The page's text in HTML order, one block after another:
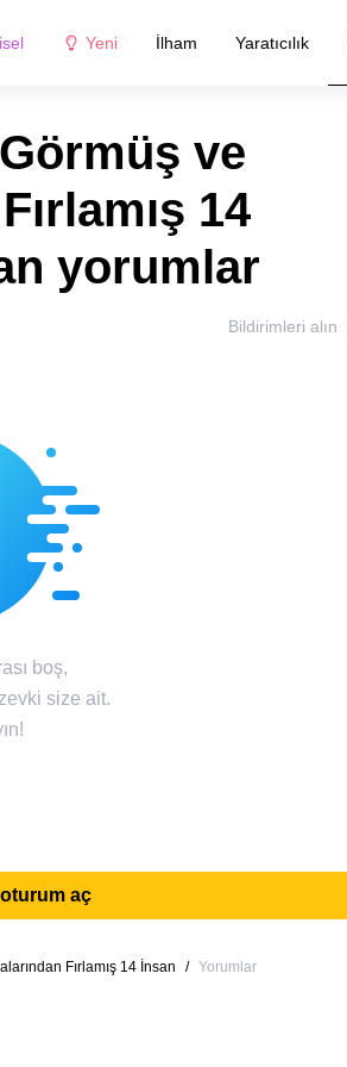
Yeni İlham Yaratıcılık
ve
14
yorumlar
Bildirimleri alın
boş,
size ait.
aç
Fırlamış 14 İnsan / Yorumlar